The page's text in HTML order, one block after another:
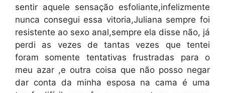
sentir aquele sensação esfoliante,infelizmente
nunca consegui essa vitoria,Juliana sempre foi
resistente ao sexo anal,sempre ela disse não, já
perdi as vezes de tantas vezes que tentei
foram somente tentativas frustradas para o
meu azar ,e outra coisa que não posso negar
dar conta da minha esposa na cama é uma